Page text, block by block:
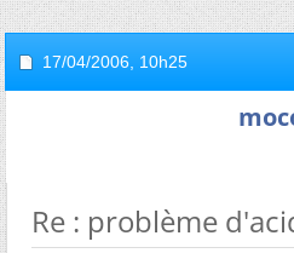
17/04/2006, 10h25
Re : problème